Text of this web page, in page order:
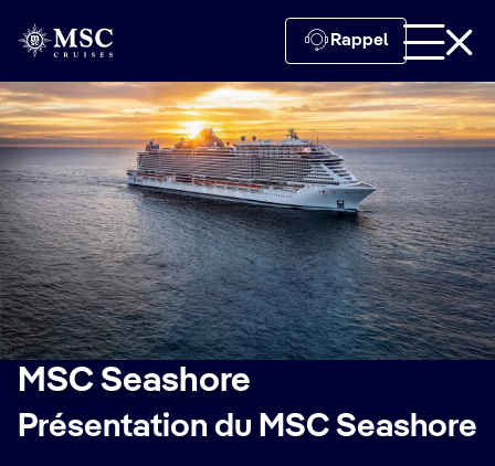
Rappel
MSC Seashore
Présentation du MSC Seashore